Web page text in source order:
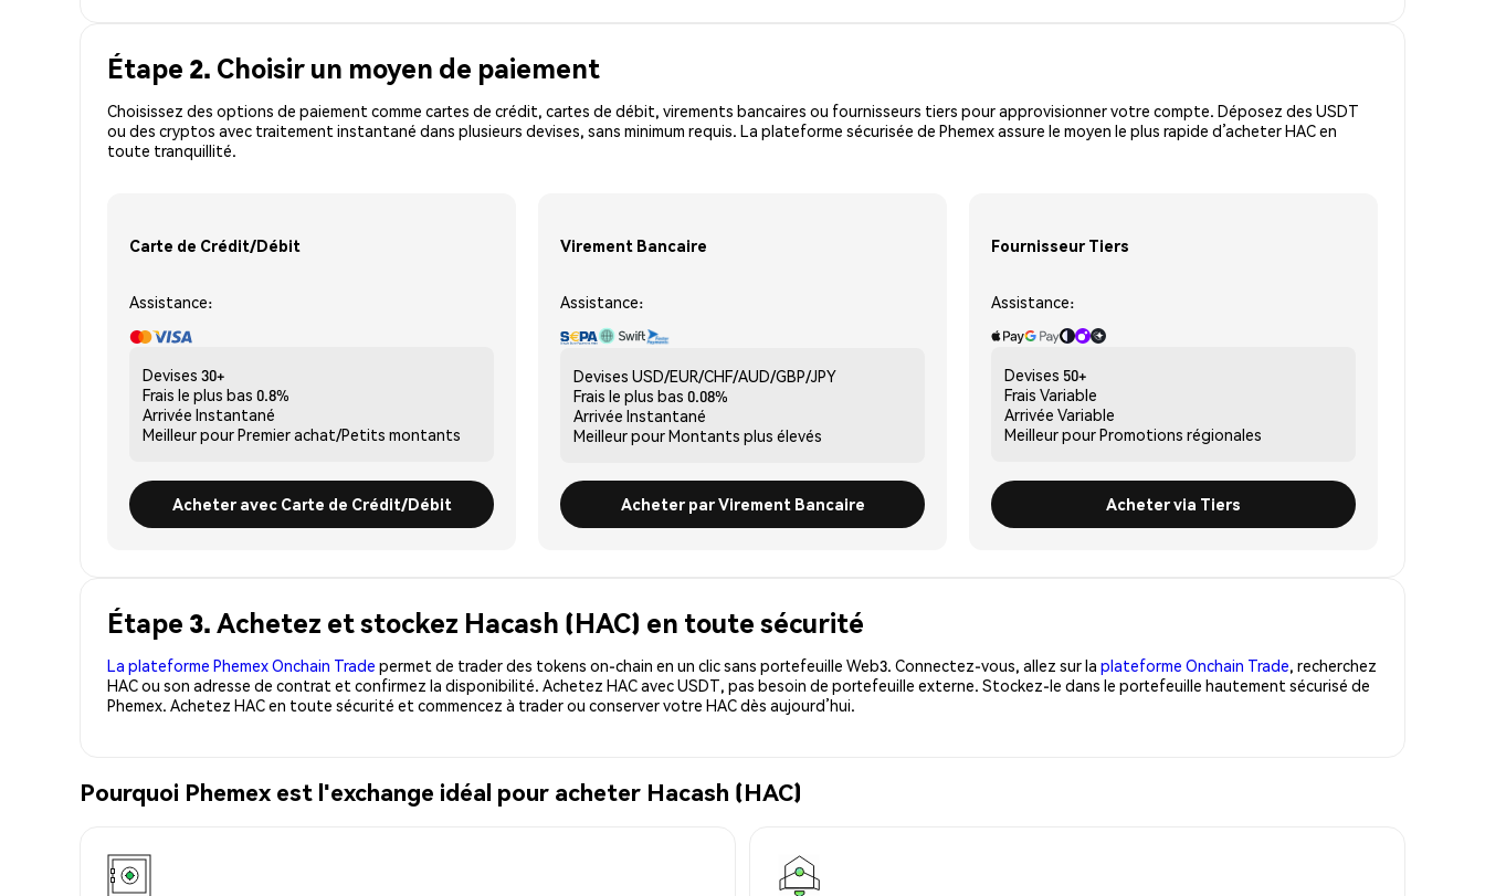
Étape 2. Choisir un moyen de paiement
Choisissez des options de paiement comme cartes de crédit, cartes de débit, virements bancaires ou fournisseurs tiers pour approvisionner votre compte. Déposez des USDT
ou des cryptos avec traitement instantané dans plusieurs devises, sans minimum requis. La plateforme sécurisée de Phemex assure le moyen le plus rapide d’acheter HAC en
toute tranquillité.
Carte de Crédit/Débit
Assistance:
Devises 30+
Frais le plus bas 0.8%
Arrivée Instantané
Meilleur pourPremier achat/Petits montants
Acheter avec Carte de Crédit/Débit
Virement Bancaire
Assistance:
Devises USD/EUR/CHF/AUD/GBP/JPY
Frais le plus bas 0.08%
Arrivée Instantané
Meilleur pourMontants plus élevés
Acheter par Virement Bancaire
Fournisseur Tiers
Assistance:
Devises 50+
Frais Variable
Arrivée Variable
Meilleur pourPromotions régionales
Acheter via Tiers
Étape 3. Achetez et stockez Hacash (HAC) en toute sécurité
La plateforme Phemex Onchain Trade permet de trader des tokens on-chain en un clic sans portefeuille Web3. Connectez-vous, allez sur la plateforme Onchain Trade, recherchez
HAC ou son adresse de contrat et confirmez la disponibilité. Achetez HAC avec USDT, pas besoin de portefeuille externe. Stockez-le dans le portefeuille hautement sécurisé de
Phemex. Achetez HAC en toute sécurité et commencez à trader ou conserver votre HAC dès aujourd’hui.
Pourquoi Phemex est l'exchange idéal pour acheter Hacash (HAC)